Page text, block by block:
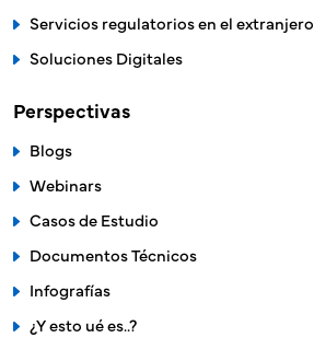
Servicios regulatorios en el extranjero
Soluciones Digitales
Perspectivas
Blogs
Webinars
Casos de Estudio
Documentos Técnicos
Infografías
¿Y esto ué es..?